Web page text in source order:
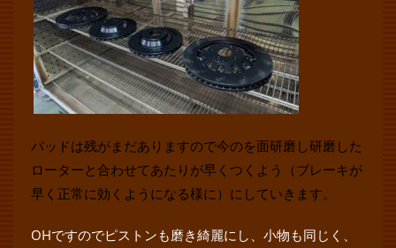
パッドは残がまだありますので今のを面研磨し研磨した
ローターと合わせてあたりが早くつくよう（ブレーキが
早く正常に効くようになる様に）にしていきます。
OHですのでピストンも磨き綺麗にし、小物も同じく、